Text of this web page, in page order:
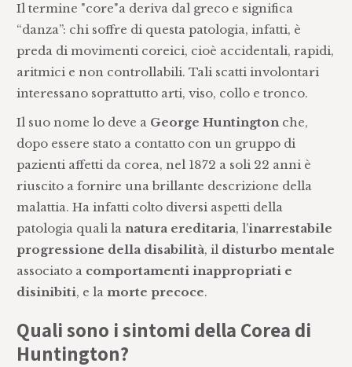
Il termine "core"a deriva dal greco e significa
“danza”: chi soffre di questa patologia, infatti, è
preda di movimenti coreici, cioè accidentali, rapidi,
aritmici e non controllabili. Tali scatti involontari
interessano soprattutto arti, viso, collo e tronco.
Il suo nome lo deve a George Huntingtonche,
dopo essere stato a contatto con un gruppo di
pazienti affetti da corea, nel 1872 a soli 22 anni è
riuscito a fornire una brillante descrizione della
malattia. Ha infatti colto diversi aspetti della
patologia quali lanatura ereditaria, l’inarrestabile
progressione della disabilità, il disturbo mentale
associato a comportamenti inappropriati e
disinibiti, e lamorte precoce.
Quali sono i sintomi della Corea di
Huntington?